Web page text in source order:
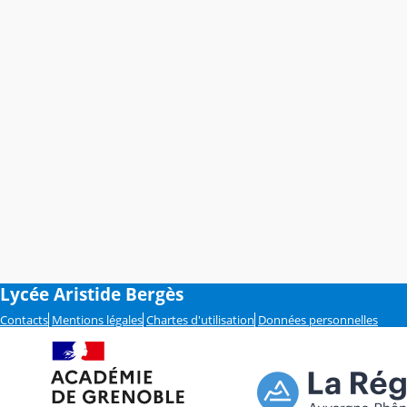
Lycée Aristide Bergès
Contacts Mentions légales Chartes d'utilisation Données personnelles